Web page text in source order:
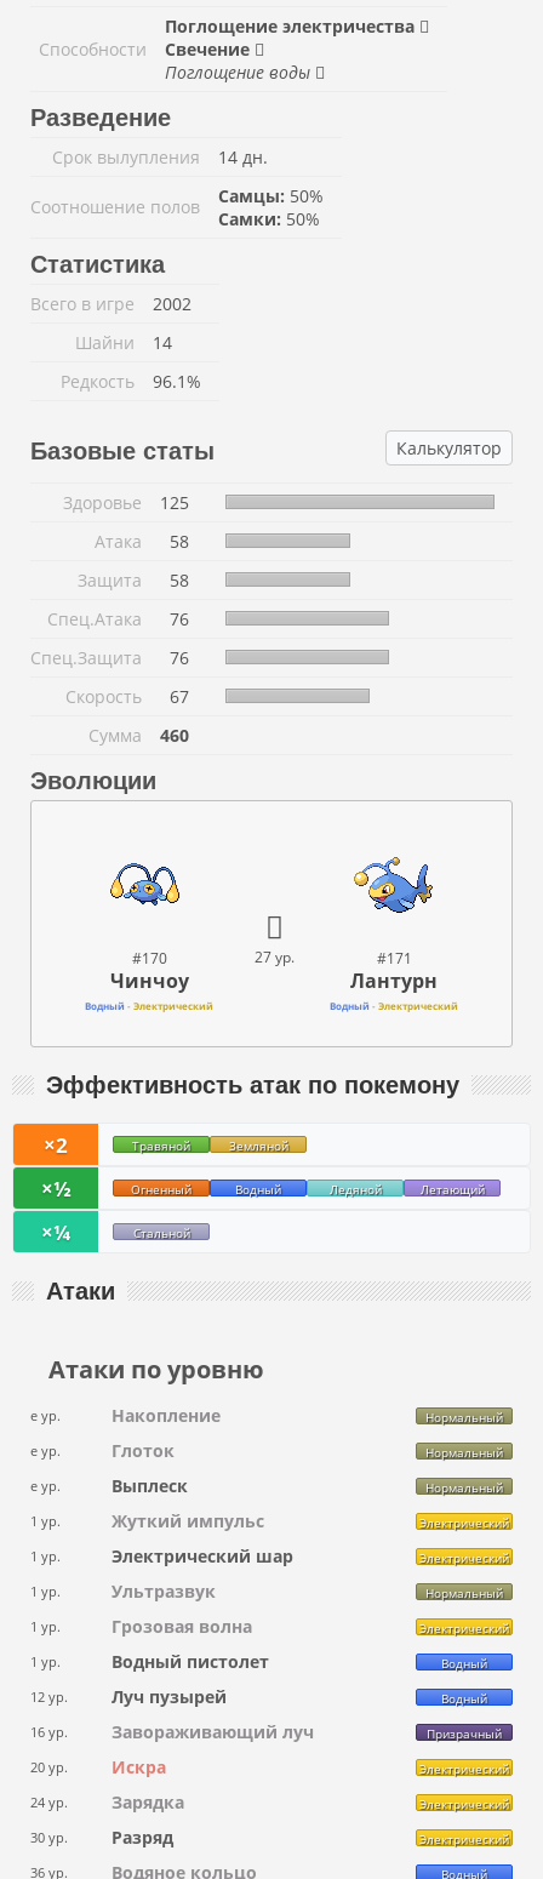
Способности
Поглощение электричества
Свечение
Поглощение воды
Разведение
Срок вылупления 14 дн.
Соотношение полов Самцы: 50%
Самки: 50%
Статистика
Всего в игре
2002
Шайни
14
Редкость
96.1%
Базовые статы Калькулятор
Здоровье
125
Атака
58
Защита
58
Спец.Атака
76
Спец.Защита
76
Скорость
67
Сумма
460
Эволюции
#170
Чинчоу
Водный - Электрический
27 ур. #171
Лантурн
Водный - Электрический
Эффективность атак по покемону
×2 Травяной Земляной
×½ Огненный Водный Ледяной Летающий
×¼ Стальной
Атаки
Атаки по уровню
e ур. Накопление Нормальный
e ур. Глоток Нормальный
e ур. Выплеск Нормальный
1 ур. Жуткий импульс Электрический
1 ур. Электрический шар Электрический
1 ур. Ультразвук Нормальный
1 ур. Грозовая волна Электрический
1 ур. Водный пистолет Водный
12 ур. Луч пузырей Водный
16 ур. Завораживающий луч Призрачный
20 ур. Искра Электрический
24 ур. Зарядка Электрический
30 ур. Разряд Электрический
36 ур. Водяное кольцо Водный